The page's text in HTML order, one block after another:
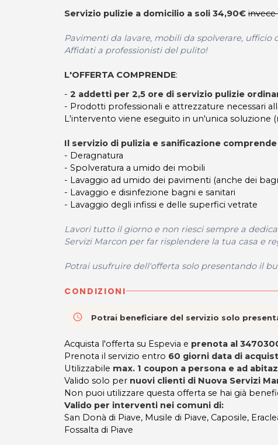
Servizio pulizie a domicilio a soli 34,90€ invece
Pavimenti da lavare, mobili da spolverare, ufficio
Affidati a professionisti del pulito!
L'OFFERTA COMPRENDE:
- 2 addetti per 2,5 ore di servizio pulizie
- Prodotti professionali e attrezzature necessari
L'intervento viene eseguito in un'unica soluzione
Il servizio di pulizia e sanificazione
- Deragnatura
- Spolveratura a umido dei mobili
- Lavaggio ad umido dei pavimenti (anche dei
- Lavaggio e disinfezione bagni e sanitari
- Lavaggio degli infissi e delle superfici vetrate
Lavori tutto il giorno e non riesci sempre a
Servizi Marcon per far risplendere la tua casa e
Potrai usufruire dell'offerta solo presentando il
CONDIZIONI
access_time Potrai beneficiare del servizio solo
Acquista l'offerta su Espevia e prenota al
Prenota il servizio entro 60 giorni data di
Utilizzabile max. 1 coupon a persona e ad
Valido solo per nuovi clienti di Nuova Servizi
Non puoi utilizzare questa offerta se hai già
Valido per interventi nei comuni di:
San Donà di Piave, Musile di Piave, Caposile,
Fossalta di Piave